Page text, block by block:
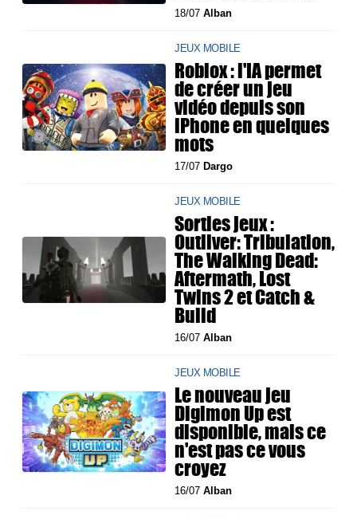
18/07Alban
JEUX MOBILE
Roblox : l'IA permet
de créer un jeu
vidéo depuis son
iPhone en quelques
mots
17/07 Dargo
JEUX MOBILE
Sorties jeux :
Outliver: Tribulation,
The Walking Dead:
Aftermath, Lost
Twins 2 et Catch &
Build
16/07Alban
JEUX MOBILE
Le nouveau jeu
Digimon Up est
disponible, mais ce
n'est pas ce vous
croyez
16/07Alban